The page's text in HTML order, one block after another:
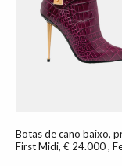
Botas de cano baixo,
First Midi, € 24.000 ,